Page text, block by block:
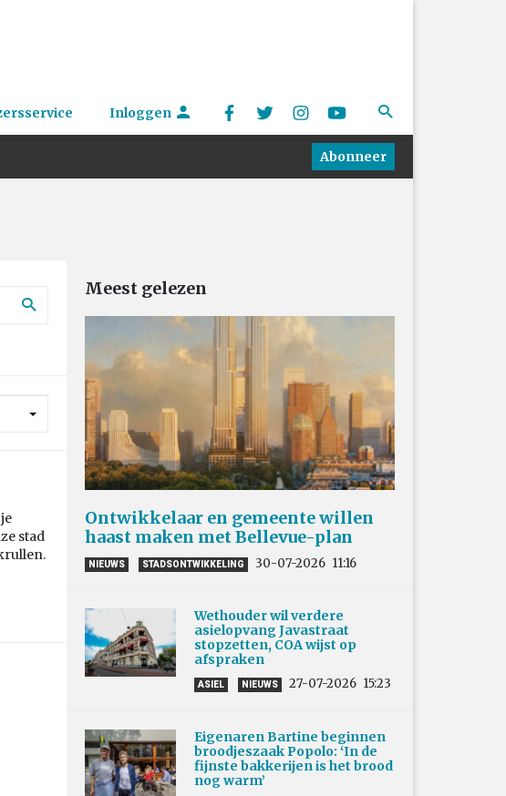
Inloggen
Abonneer
stad
Meest gelezen
Ontwikkelaar en gemeente willen
haast maken met Bellevue-plan
NIEUWS STADSONTWIKKELING 30-07-2026 11:16
Wethouder wil verdere
asielopvang Javastraat
stopzetten, COA wijst op
afspraken
ASIEL NIEUWS 27-07-2026 15:23
Eigenaren Bartine beginnen
broodjeszaak Popolo: ‘In de
fijnste bakkerijen is het brood
nog warm’